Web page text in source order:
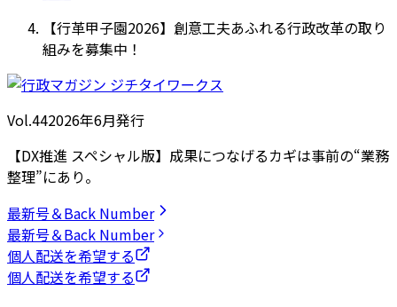
【行革甲子園2026】創意工夫あふれる行政改革の取り
組みを募集中！
Vol.442026年6月発行
【DX推進 スペシャル版】成果につなげるカギは事前の“業務
整理”にあり。
最新号＆Back Number
最新号＆Back Number
個人配送を希望する
個人配送を希望する